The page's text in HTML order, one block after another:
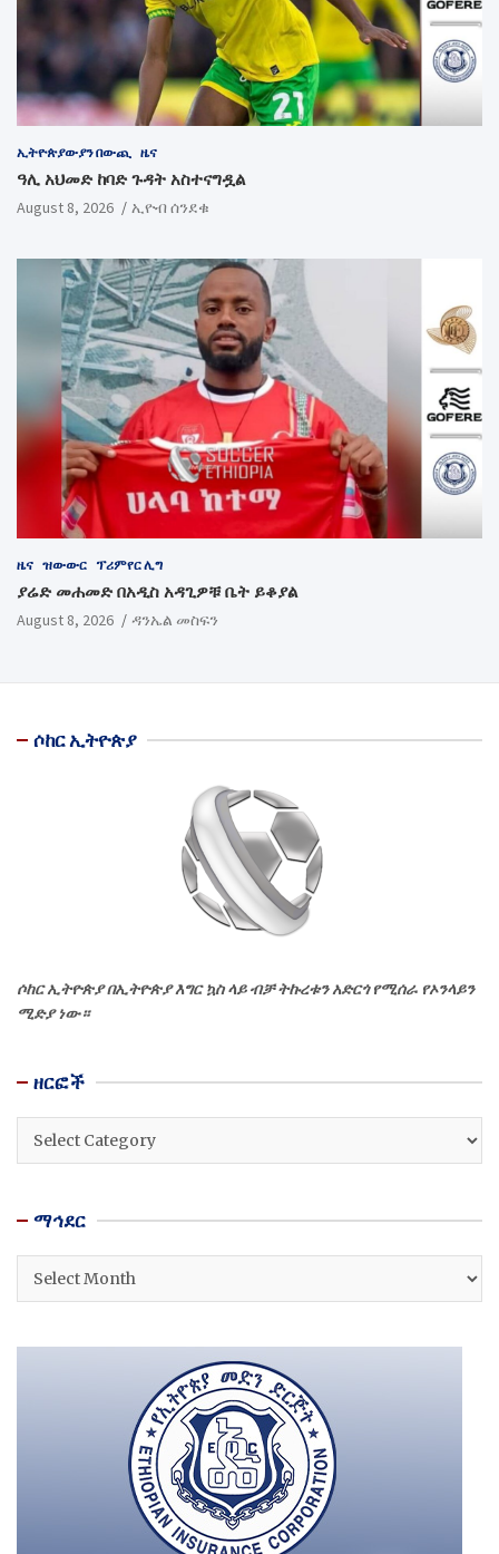
ኢትዮጵያውያን በውጪ ዜና
ዓሊ አህመድ ከባድ ጉዳት አስተናግዷል
August 8, 2026 ኢዮብ ሰንደቁ
ዜና ዝውውር ፕሪምየር ሊግ
ያሬድ መሐመድ በአዲስ አዳጊዎቹ ቤት ይቆያል
August 8, 2026 ዳንኤል መስፍን
ሶከር ኢትዮጵያ
ሶከር ኢትዮጵያ በኢትዮጵያ እግር ኳስ ላይ ብቻ ትኩረቱን አድርጎ የሚሰራ የኦንላይን
ሚድያ ነው።
ዘርፎች
ዘርፎች
ማኅደር
ማኅደር